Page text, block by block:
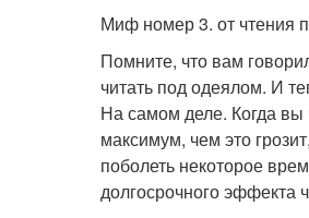
Миф номер 3. от чтения
Помните, что вам
читать под одеялом. И
На самом деле. Когда вы
максимум, чем это
поболеть некоторое
долгосрочного эффекта